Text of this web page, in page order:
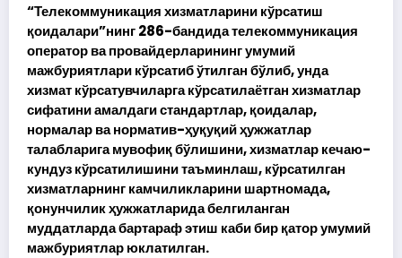
“Телекоммуникация хизматларини кўрсатиш
қоидалари”нинг 286-бандида телекоммуникация
оператор ва провайдерларининг умумий
мажбуриятлари кўрсатиб ўтилган бўлиб, унда
хизмат кўрсатувчиларга кўрсатилаётган хизматлар
сифатини амалдаги стандартлар, қоидалар,
нормалар ва норматив-ҳуқуқий ҳужжатлар
талабларига мувофиқ бўлишини, хизматлар кечаю-
кундуз кўрсатилишини таъминлаш, кўрсатилган
хизматларнинг камчиликларини шартномада,
қонунчилик ҳужжатларида белгиланган
муддатларда бартараф этиш каби бир қатор умумий
мажбуриятлар юклатилган.